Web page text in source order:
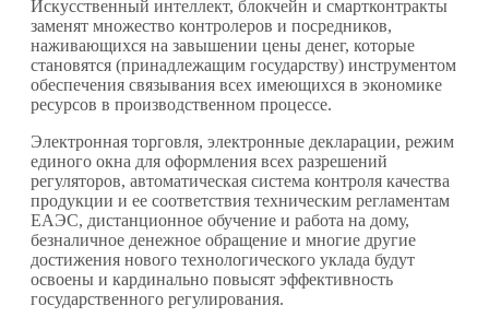
Искусственный интеллект, блокчейн и смартконтракты
заменят множество контролеров и посредников,
наживающихся на завышении цены денег, которые
становятся (принадлежащим государству) инструментом
обеспечения связывания всех имеющихся в экономике
ресурсов в производственном процессе.
Электронная торговля, электронные декларации, режим
единого окна для оформления всех разрешений
регуляторов, автоматическая система контроля качества
продукции и ее соответствия техническим регламентам
ЕАЭС, дистанционное обучение и работа на дому,
безналичное денежное обращение и многие другие
достижения нового технологического уклада будут
освоены и кардинально повысят эффективность
государственного регулирования.